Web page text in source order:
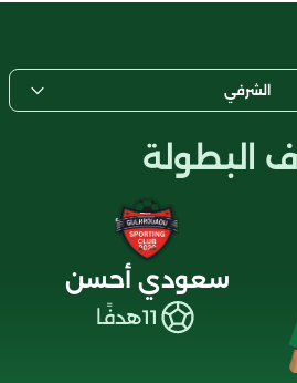
الشرفي
البطولة
سعودي أحسن
11هدفًا